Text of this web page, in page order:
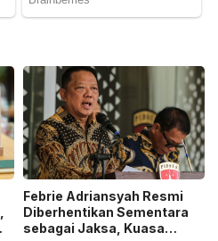
Febrie Adriansyah Resmi
Diberhentikan Sementara
sebagai Jaksa, Kuasa